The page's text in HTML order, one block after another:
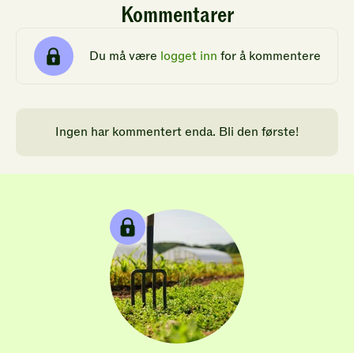
Kommentarer
Du må være logget inn for å kommentere
Ingen har kommentert enda. Bli den første!